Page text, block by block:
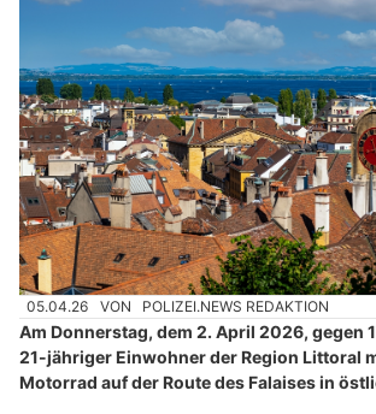
05.04.26 VON POLIZEI.NEWS REDAKTION
Am Donnerstag, dem 2. April 2026, gegen
21-jähriger Einwohner der Region Littoral
Motorrad auf der Route des Falaises in